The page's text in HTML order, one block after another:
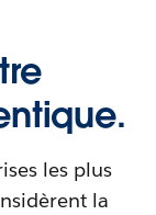
les plus
la